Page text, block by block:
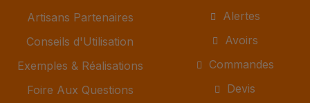
Artisans Partenaires
Conseils d'Utilisation
Exemples & Réalisations
Foire Aux Questions
Alertes
Avoirs
Commandes
Devis